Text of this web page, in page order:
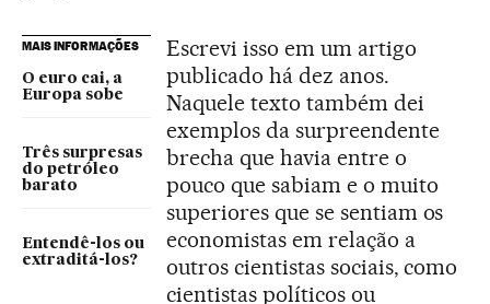
MAIS INFORMAÇÕES
O euro cai, a
Europa sobe
Três surpresas
do petróleo
barato
Entendê-los ou
extraditá-los?
Escrevi isso em um artigo
publicado há dez anos.
Naquele texto também dei
exemplos da surpreendente
brecha que havia entre o
pouco que sabiam e o muito
superiores que se sentiam os
economistas em relação a
outros cientistas sociais, como
cientistas políticos ou